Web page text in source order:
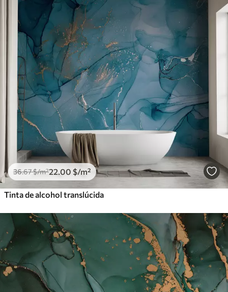
36.67$/m²22 .00 $/m²
Tinta de alcohol translúcida